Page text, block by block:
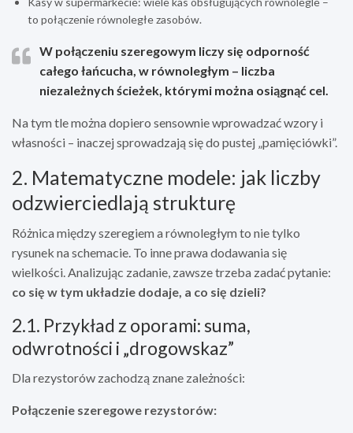
to połączenie równoległe zasobów.
W połączeniu szeregowym liczy się odporność
całego łańcucha, w równoległym – liczba
niezależnych ścieżek, którymi można osiągnąć cel.
Na tym tle można dopiero sensownie wprowadzać wzory i
własności – inaczej sprowadzają się do pustej „pamięciówki”.
2. Matematyczne modele: jak liczby
odzwierciedlają strukturę
Różnica między szeregiem a równoległym to nie tylko
rysunek na schemacie. To inne prawa dodawania się
wielkości. Analizując zadanie, zawsze trzeba zadać pytanie:
co się w tym układzie dodaje, a co się dzieli?
2.1. Przykład z oporami: suma,
odwrotności i „drogowskaz”
Dla rezystorów zachodzą znane zależności:
Połączenie szeregowe rezystorów: